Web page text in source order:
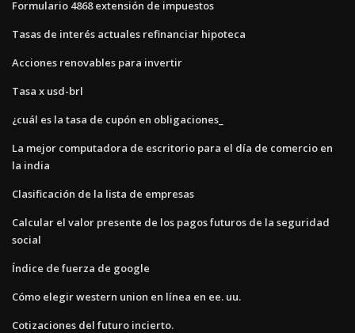
Formulario 4868 extensión de impuestos
Tasas de interés actuales refinanciar hipoteca
Acciones renovables para invertir
Tasa x usd-brl
¿cuál es la tasa de cupón en obligaciones_
La mejor computadora de escritorio para el día de comercio en
la india
Clasificación de la lista de empresas
Calcular el valor presente de los pagos futuros de la seguridad
social
Índice de fuerza de google
Cómo elegir western union en línea en ee. uu.
Cotizaciones del futuro incierto.